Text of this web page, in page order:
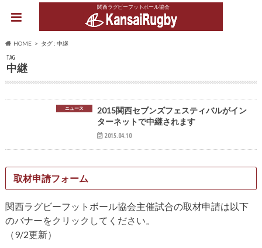
関西ラグビーフットボール協会
HOME タグ : 中継
TAG
中継
ニュース
2015関西セブンズフェスティバルがイン
ターネットで中継されます
2015.04.10
取材申請フォーム
関西ラグビーフットボール協会主催試合の取材申請は以下
のバナーをクリックしてください。
（9/2更新）